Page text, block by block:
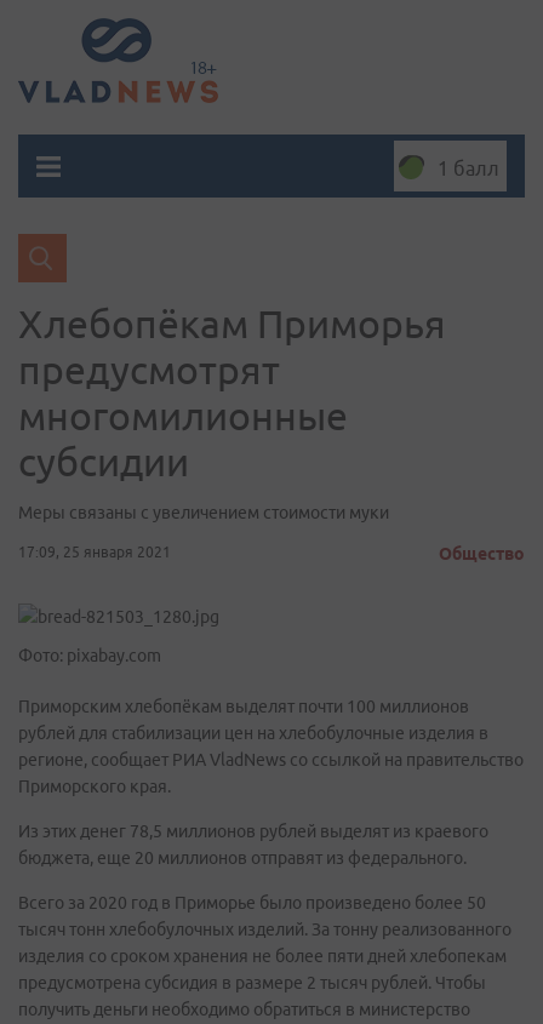
1 балл
Хлебопёкам Приморья
предусмотрят
многомилионные
субсидии
Меры связаны с увеличением стоимости муки
17:09, 25 января 2021 Общество
Фото: pixabay.com
Приморским хлебопёкам выделят почти 100 миллионов
рублей для стабилизации цен на хлебобулочные изделия в
регионе, сообщает РИА VladNews со ссылкой на правительство
Приморского края.
Из этих денег 78,5 миллионов рублей выделят из краевого
бюджета, еще 20 миллионов отправят из федерального.
Всего за 2020 год в Приморье было произведено более 50
тысяч тонн хлебобулочных изделий. За тонну реализованного
изделия со сроком хранения не более пяти дней хлебопекам
предусмотрена субсидия в размере 2 тысяч рублей. Чтобы
получить деньги необходимо обратиться в министерство